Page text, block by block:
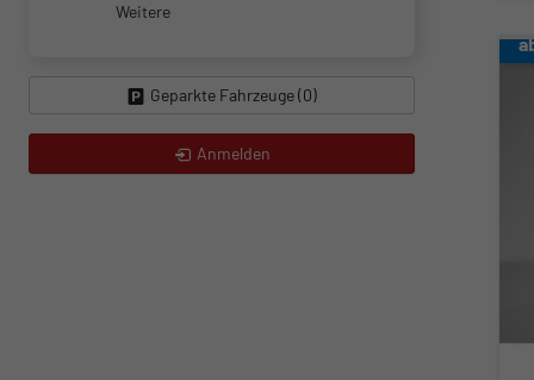
Weitere
Geparkte Fahrzeuge (0)
Anmelden